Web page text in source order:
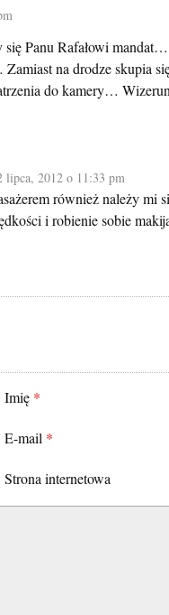
Panu Rafałowi
na drodze skupia
do kamery…
lipca, 2012 o 11:33 pm
również należy mi
i robienie sobie
Imię *
E-mail *
Strona internetowa